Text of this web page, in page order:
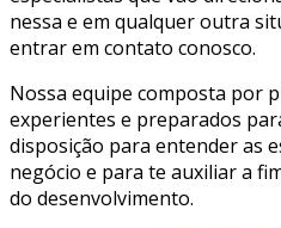
nessa e em qualquer outra
entrar em contato conosco.
Nossa equipe composta por
experientes e preparados
disposição para entender as
negócio e para te auxiliar a
do desenvolvimento.